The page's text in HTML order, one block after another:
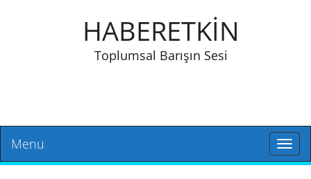
HABERETKİN
Toplumsal Barışın Sesi
Toggle
Menu